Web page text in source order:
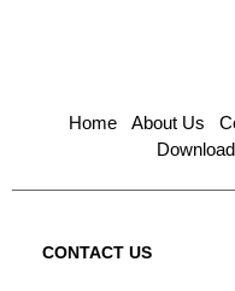
Home About Us
CONTACT US